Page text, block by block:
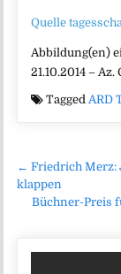
Quelle
Abbildung(en)
21.10.2014 – Az.
Tagged ARD
← Friedrich Merz:
klappen
Büchner-Preis